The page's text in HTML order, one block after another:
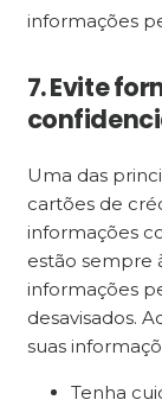
informações
7. Evite
Uma das
cartões de
informações
estão sempre
informações
desavisados.
suas
Tenha